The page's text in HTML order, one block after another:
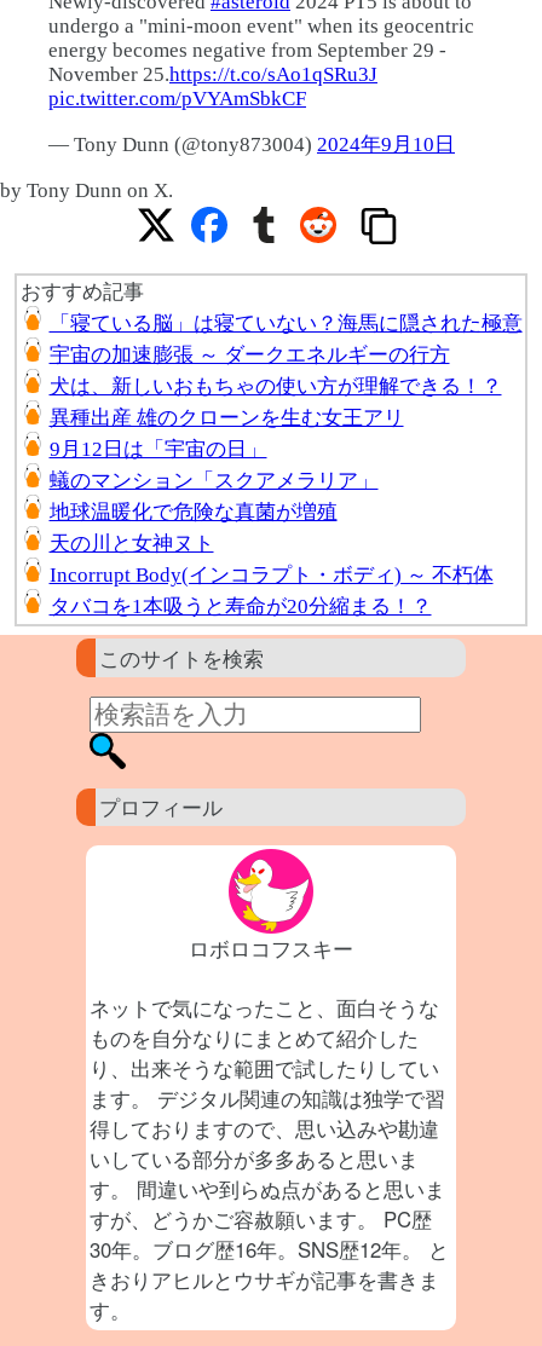
undergo a "mini-moon event" when its geocentric
energy becomes negative from September 29 -
November 25.https://t.co/sAo1qSRu3J
pic.twitter.com/pVYAmSbkCF
— Tony Dunn (@tony873004) 2024年9月10日
by Tony Dunn on X.
おすすめ記事
「寝ている脳」は寝ていない？海馬に隠された極意
宇宙の加速膨張 ～ ダークエネルギーの行方
犬は、新しいおもちゃの使い方が理解できる！？
異種出産 雄のクローンを生む女王アリ
9月12日は「宇宙の日」
蟻のマンション「スクアメラリア」
地球温暖化で危険な真菌が増殖
天の川と女神ヌト
Incorrupt Body(インコラプト・ボディ) ～ 不朽体
タバコを1本吸うと寿命が20分縮まる！？
このサイトを検索
プロフィール
ロボロコフスキー
ネットで気になったこと、面白そうな
ものを自分なりにまとめて紹介した
り、出来そうな範囲で試したりしてい
ます。 デジタル関連の知識は独学で習
得しておりますので、思い込みや勘違
いしている部分が多多あると思いま
す。 間違いや到らぬ点があると思いま
すが、どうかご容赦願います。 PC歴
30年。ブログ歴16年。SNS歴12年。 と
きおりアヒルとウサギが記事を書きま
す。